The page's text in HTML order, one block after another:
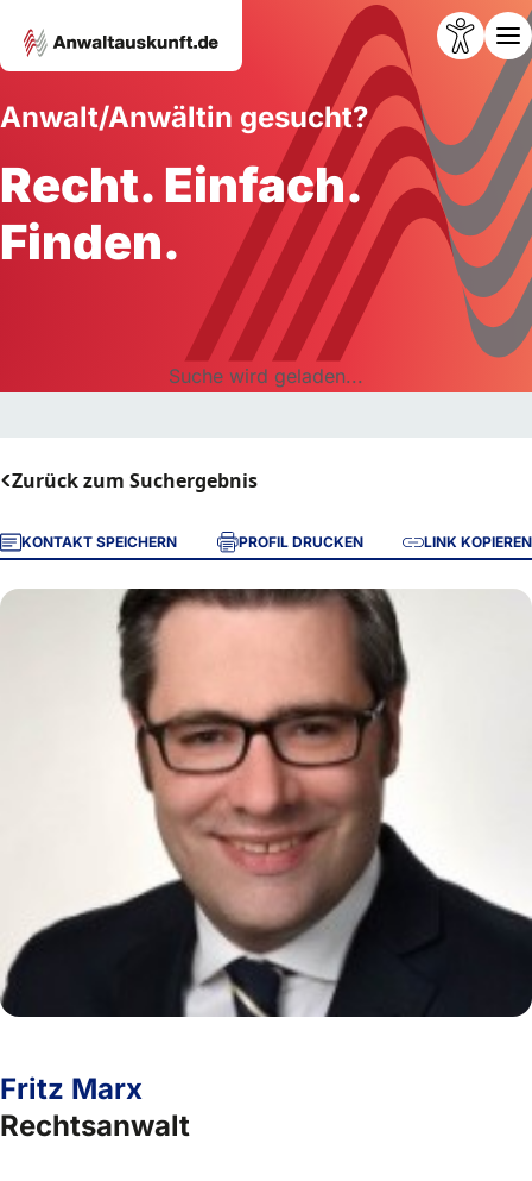
Anwalt/Anwältin gesucht?
Recht. Einfach.
Finden.
Suche wird geladen...
Zurück zum Suchergebnis
KONTAKT SPEICHERN PROFIL DRUCKEN LINK KOPIEREN
Fritz Marx
Rechtsanwalt